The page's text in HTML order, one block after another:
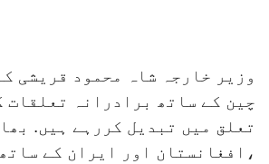
وزیر خارجہ شاہ محمود قریشی
چین کے ساتھ برادرانہ تعلقات
تعلق میں تبدیل کررہے ہیں.
،افغانستان اور ایران کے